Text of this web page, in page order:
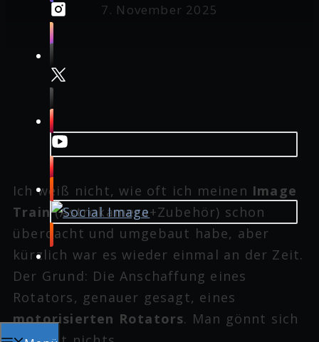
7. November 2025
Ich weiß nicht, wie oft ich meinen Image
Train(Astrokamera+Zubehör) schon
überdacht und umgebaut habe, aber
kürzlich war es wieder einmal an der Zeit.
Der Grund: Die Anschaffung eines
Rotators, genauer gesagt, eines
motorisierten Rotators. Man gönnt sich